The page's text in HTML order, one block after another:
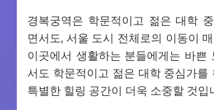
경복궁역은 학문적이고 젊은 대학
면서도, 서울 도시 전체로의 이동이
이곳에서 생활하는 분들에게는 바쁜
서도 학문적이고 젊은 대학 중심가를
특별한 힐링 공간이 더욱 소중할 것입